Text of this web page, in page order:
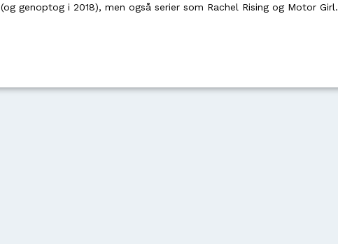
(og genoptog i 2018), men også serier som Rachel Rising og Motor Girl.